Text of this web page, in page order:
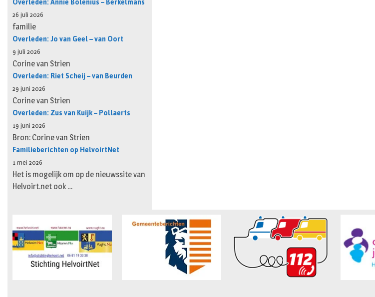
26 juli 2026
familie
Overleden: Jo van Geel – van Oort
9 juli 2026
Corine van Strien
Overleden: Riet Scheij – van Beurden
29 juni 2026
Corine van Strien
Overleden: Zus van Kuijk – Pollaerts
19 juni 2026
Bron: Corine van Strien
Familieberichten op HelvoirtNet
1 mei 2026
Het is mogelijk om op de nieuwssite van
Helvoirt.net ook …